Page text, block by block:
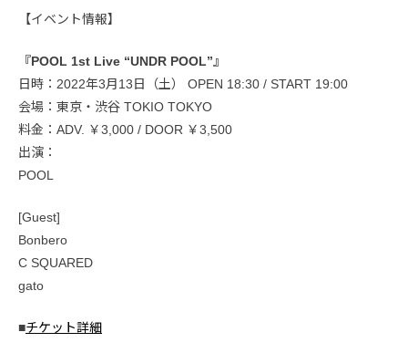
【イベント情報】
『POOL 1st Live “UNDR POOL”』
日時：2022年3月13日（土） OPEN 18:30 / START 19:00
会場：東京・渋谷 TOKIO TOKYO
料金：ADV. ￥3,000 / DOOR ￥3,500
出演：
POOL
[Guest]
Bonbero
C SQUARED
gato
■チケット詳細